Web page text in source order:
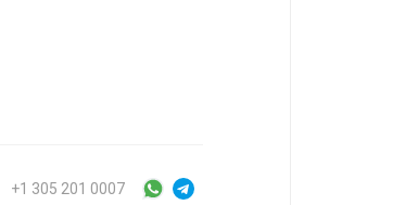
+1 305 201 0007